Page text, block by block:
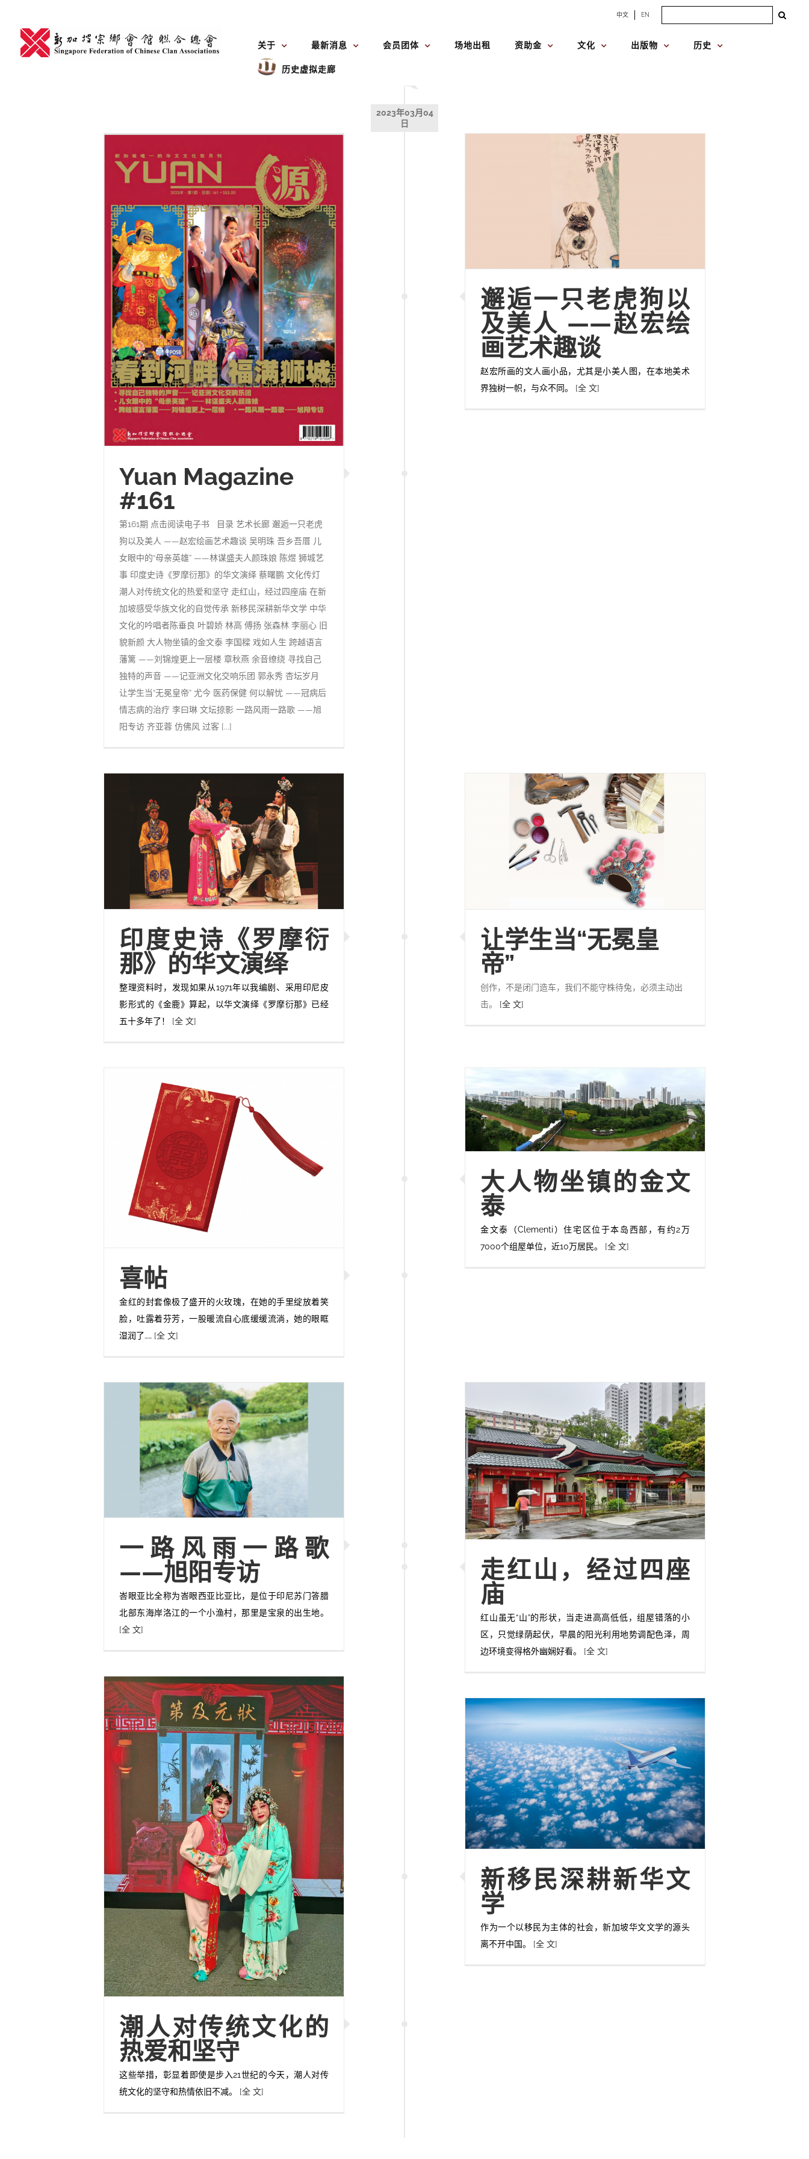
content
中文 EN
关于
最新消息 会员团体 场地出租 资助金 文化 出版物 历史
历史虚拟走廊
2023年03月04
日
Yuan Magazine
#161
第161期 点击阅读电子书 目录 艺术长廊 邂逅一只老虎
狗以及美人 ——赵宏绘画艺术趣谈 吴明珠 吾乡吾厝 儿
女眼中的“母亲英雄” ——林谋盛夫人颜珠娘 陈煜 狮城艺
事 印度史诗《罗摩衍那》的华文演绎 蔡曙鹏 文化传灯
潮人对传统文化的热爱和坚守 走红山，经过四座庙 在新
加坡感受华族文化的自觉传承 新移民深耕新华文学 中华
文化的吟唱者陈垂良 叶碧娇 林高 傅扬 张森林 李丽心 旧
貌新颜 大人物坐镇的金文泰 李国樑 戏如人生 跨越语言
藩篱 ——刘锦煌更上一层楼 章秋燕 余音缭绕 寻找自己
独特的声音 ——记亚洲文化交响乐团 郭永秀 杏坛岁月
让学生当“无冕皇帝” 尤今 医药保健 何以解忧 ——冠病后
情志病的治疗 李曰琳 文坛掠影 一路风雨一路歌 ——旭
阳专访 齐亚蓉 仿佛风 过客 [...]
邂逅一只老虎狗以
及美人 ——赵宏绘
画艺术趣谈
赵宏所画的文人画小品，尤其是小美人图，在本地美术
界独树一帜，与众不同。 [全 文]
印度史诗《罗摩衍
那》的华文演绎
整理资料时，发现如果从1971年以我编剧、采用印尼皮
影形式的《金鹿》算起，以华文演绎《罗摩衍那》已经
五十多年了！ [全 文]
让学生当“无冕皇
帝”
创作，不是闭门造车，我们不能守株待兔，必须主动出
击。 [全 文]
喜帖
金红的封套像极了盛开的火玫瑰，在她的手里绽放着笑
脸，吐露着芬芳，一股暖流自心底缓缓流淌，她的眼眶
湿润了…… [全 文]
大人物坐镇的金文
泰
金文泰（Clementi）住宅区位于本岛西部，有约2万
7000个组屋单位，近10万居民。 [全 文]
一路风雨一路歌
——旭阳专访
峇眼亚比全称为峇眼西亚比亚比，是位于印尼苏门答腊
北部东海岸洛江的一个小渔村，那里是宝泉的出生地。
[全 文]
走红山，经过四座
庙
红山虽无“山”的形状，当走进高高低低，组屋错落的小
区，只觉绿荫起伏，早晨的阳光利用地势调配色泽，周
边环境变得格外幽娴好看。 [全 文]
潮人对传统文化的
热爱和坚守
这些举措，彰显着即使是步入21世纪的今天，潮人对传
统文化的坚守和热情依旧不减。 [全 文]
新移民深耕新华文
学
作为一个以移民为主体的社会，新加坡华文文学的源头
离不开中国。 [全 文]